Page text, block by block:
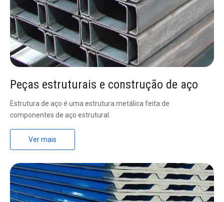
Peças estruturais e construção de aço
Estrutura de aço é uma estrutura metálica feita de
componentes de aço estrutural.
Ver mais